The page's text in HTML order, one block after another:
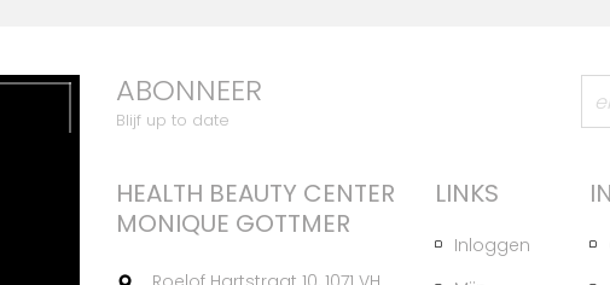
ABONNEER
Blijf up to date
HEALTH BEAUTY CENTER
MONIQUE GOTTMER
LINKS
Inloggen